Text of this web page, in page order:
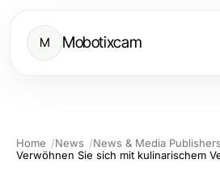
M Mobotixcam
Home News
News & Media Publishers